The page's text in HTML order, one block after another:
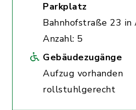
Parkplatz
Bahnhofstraße 23
Anzahl: 5
Gebäudezugänge
Aufzug vorhanden
rollstuhlgerecht